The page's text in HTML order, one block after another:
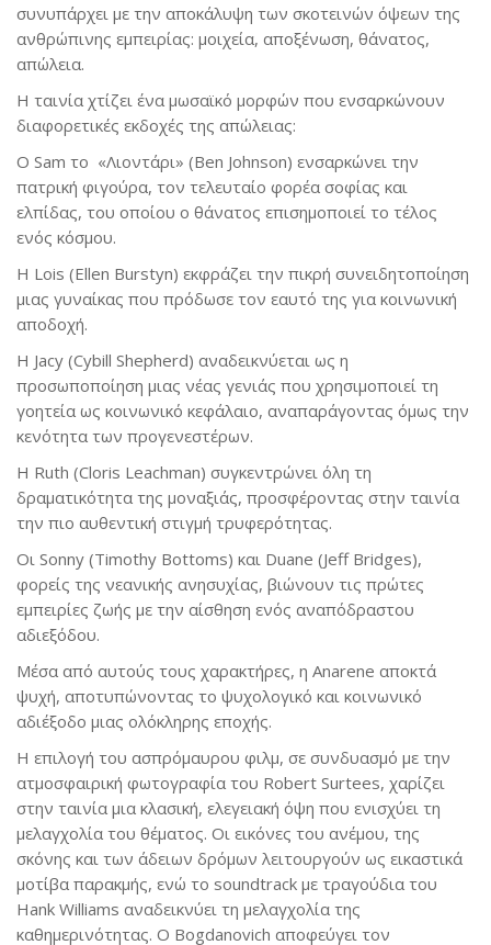
συνυπάρχει με την αποκάλυψη των σκοτεινών όψεων της
ανθρώπινης εμπειρίας: μοιχεία, αποξένωση, θάνατος,
απώλεια.
Η ταινία χτίζει ένα μωσαϊκό μορφών που ενσαρκώνουν
διαφορετικές εκδοχές της απώλειας:
Ο Sam το «Λιοντάρι» (Ben Johnson) ενσαρκώνει την
πατρική φιγούρα, τον τελευταίο φορέα σοφίας και
ελπίδας, του οποίου ο θάνατος επισημοποιεί το τέλος
ενός κόσμου.
Η Lois (Ellen Burstyn) εκφράζει την πικρή συνειδητοποίηση
μιας γυναίκας που πρόδωσε τον εαυτό της για κοινωνική
αποδοχή.
Η Jacy (Cybill Shepherd) αναδεικνύεται ως η
προσωποποίηση μιας νέας γενιάς που χρησιμοποιεί τη
γοητεία ως κοινωνικό κεφάλαιο, αναπαράγοντας όμως την
κενότητα των προγενεστέρων.
Η Ruth (Cloris Leachman) συγκεντρώνει όλη τη
δραματικότητα της μοναξιάς, προσφέροντας στην ταινία
την πιο αυθεντική στιγμή τρυφερότητας.
Οι Sonny (Timothy Bottoms) και Duane (Jeff Bridges),
φορείς της νεανικής ανησυχίας, βιώνουν τις πρώτες
εμπειρίες ζωής με την αίσθηση ενός αναπόδραστου
αδιεξόδου.
Μέσα από αυτούς τους χαρακτήρες, η Anarene αποκτά
ψυχή, αποτυπώνοντας το ψυχολογικό και κοινωνικό
αδιέξοδο μιας ολόκληρης εποχής.
Η επιλογή του ασπρόμαυρου φιλμ, σε συνδυασμό με την
ατμοσφαιρική φωτογραφία του Robert Surtees, χαρίζει
στην ταινία μια κλασική, ελεγειακή όψη που ενισχύει τη
μελαγχολία του θέματος. Οι εικόνες του ανέμου, της
σκόνης και των άδειων δρόμων λειτουργούν ως εικαστικά
μοτίβα παρακμής, ενώ το soundtrack με τραγούδια του
Hank Williams αναδεικνύει τη μελαγχολία της
καθημερινότητας. Ο Bogdanovich αποφεύγει τον